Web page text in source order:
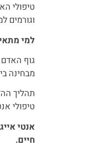
טיפולי
וגורמים
למי
גוף האדם
מבחינה
תהליך
טיפולי
אנטי
חיים.